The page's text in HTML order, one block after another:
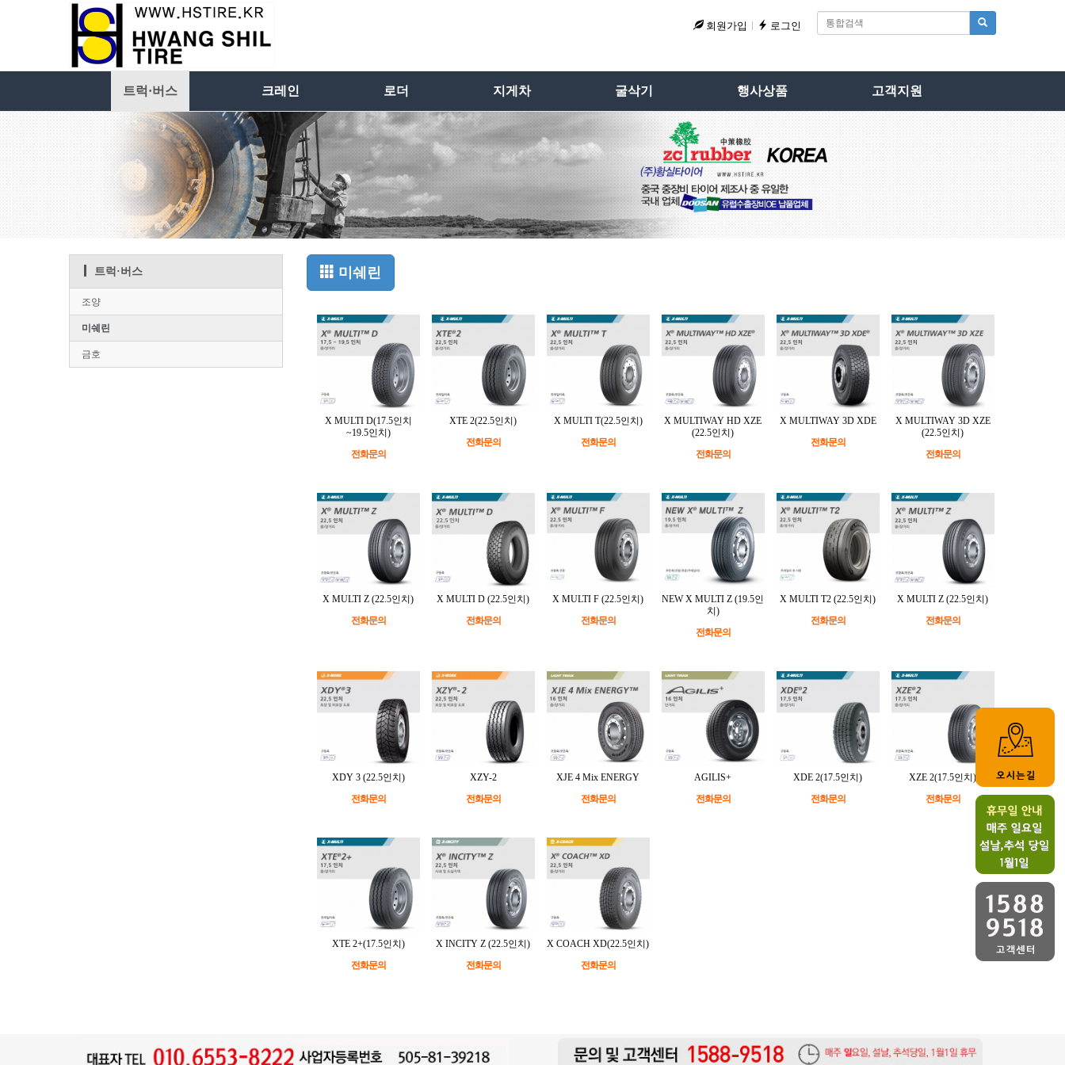
회원가입 로그인
트럭·버스 크레인 로더 지게차 굴삭기 행사상품 고객지원
트럭·버스
조양
미쉐린
금호
미쉐린
X MULTI D(17.5인치
~19.5인치)
전화문의
XTE 2(22.5인치)
전화문의
X MULTI T(22.5인치)
전화문의
X MULTIWAY HD XZE
(22.5인치)
전화문의
X MULTIWAY 3D XDE
전화문의
X MULTIWAY 3D XZE
(22.5인치)
전화문의
X MULTI Z (22.5인치)
전화문의
X MULTI D (22.5인치)
전화문의
X MULTI F (22.5인치)
전화문의
NEW X MULTI Z (19.5인
치)
전화문의
X MULTI T2 (22.5인치)
전화문의
X MULTI Z (22.5인치)
전화문의
XDY 3 (22.5인치)
전화문의
XZY-2
전화문의
XJE 4 Mix ENERGY
전화문의
AGILIS+
전화문의
XDE 2(17.5인치)
전화문의
XZE 2(17.5인치)
전화문의
XTE 2+(17.5인치)
전화문의
X INCITY Z (22.5인치)
전화문의
X COACH XD(22.5인치)
전화문의